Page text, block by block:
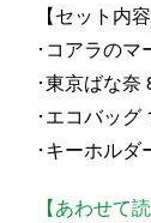
【セット内容
･コアラのマ
･東京ばな奈
･エコバッグ
･キーホルダ
【あわせて